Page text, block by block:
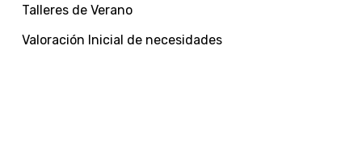
Talleres de Verano
Valoración Inicial de necesidades